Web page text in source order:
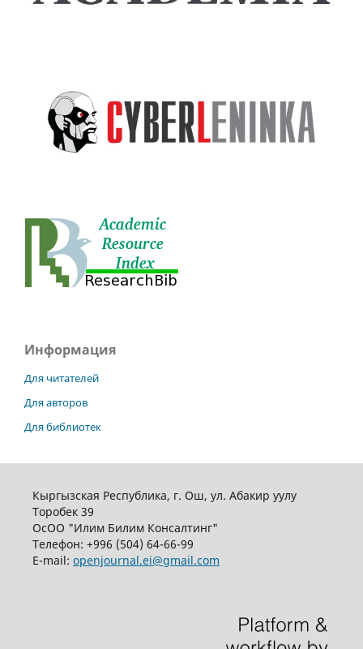
Информация
Для читателей
Для авторов
Для библиотек
Кыргызская Республика, г. Ош, ул. Абакир уулу
Торобек 39
ОсОО "Илим Билим Консалтинг"
Телефон: +996 (504) 64-66-99
E-mail: openjournal.ei@gmail.com